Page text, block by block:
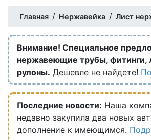
Главная / Нержавейка / Лист
Внимание! Специальное
нержавеющие трубы, фитинги,
рулоны. Дешевле не найдете!
Последние новости: Наша
недавно закупила два новых
дополнение к имеющимся.